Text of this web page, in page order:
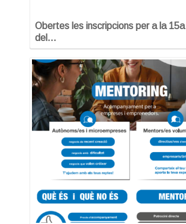
Obertes les inscripcions per a la
del…